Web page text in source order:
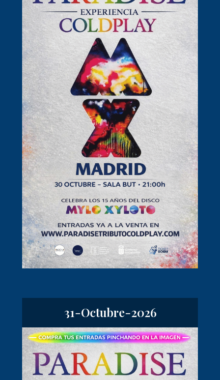
31-Octubre-2026